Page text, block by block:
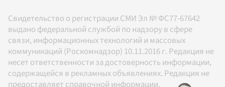
Свидетельство о регистрации СМИ Эл № ФС77-67642
выдано федеральной службой по надзору в сфере
связи, информационных технологий и массовых
коммуникаций (Роскомнадзор) 10.11.2016 г. Редакция не
несет ответственности за достоверность информации,
содержащейся в рекламных объявлениях. Редакция не